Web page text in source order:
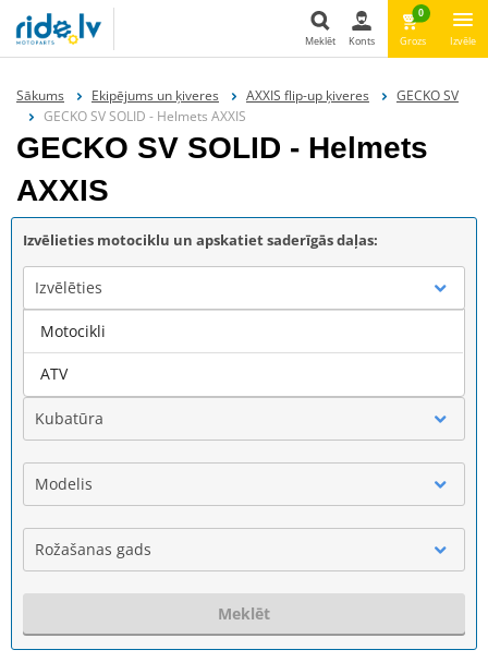
Meklēt
Meklēt Konts
0
Grozs Izvēle
Sākums Ekipējums un ķiveres AXXIS flip-up ķiveres
GECKO SV
GECKO SV SOLID - Helmets AXXIS
GECKO SV SOLID - Helmets
AXXIS
Izvēlieties motociklu un apskatiet saderīgās daļas:
Izvēlēties
Marka
Kubatūra
Modelis
Rožašanas gads
Meklēt
Motocikli
ATV